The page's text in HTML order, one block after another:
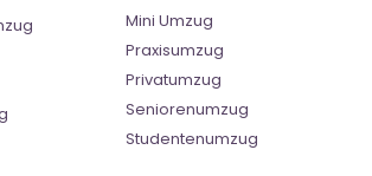
Mini Umzug
Praxisumzug
Privatumzug
Seniorenumzug
Studentenumzug